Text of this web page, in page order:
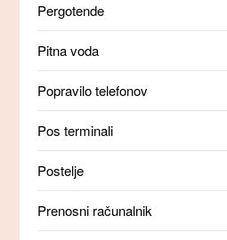
Pergotende
Pitna voda
Popravilo telefonov
Pos terminali
Postelje
Prenosni računalnik